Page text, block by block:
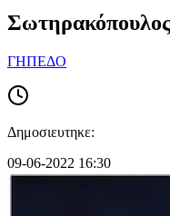
ΓΗΠΕΔΟ
Δημοσιευτηκε:
09-06-2022 16:30